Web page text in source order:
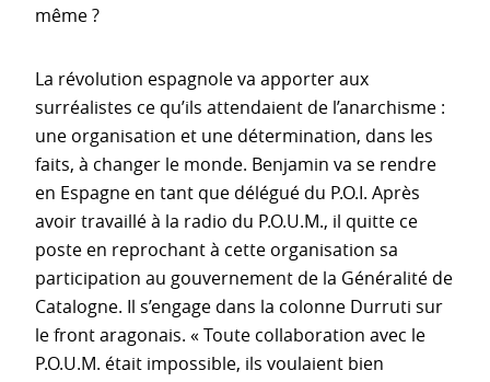
même ?
La révolution espagnole va apporter aux
surréalistes ce qu’ils attendaient de l’anarchisme :
une organisation et une détermination, dans les
faits, à changer le monde. Benjamin va se rendre
en Espagne en tant que délégué du P.O.I. Après
avoir travaillé à la radio du P.O.U.M., il quitte ce
poste en reprochant à cette organisation sa
participation au gouvernement de la Généralité de
Catalogne. Il s’engage dans la colonne Durruti sur
le front aragonais. « Toute collaboration avec le
P.O.U.M. était impossible, ils voulaient bien